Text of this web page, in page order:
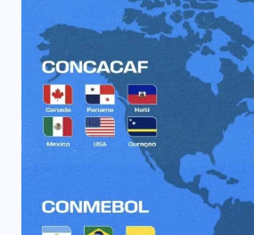
INTER
Mercato : Le
Yan Diomandé
6